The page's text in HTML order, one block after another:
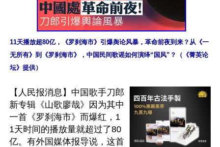
11天播放超80亿，《罗刹海市》引爆舆论风暴，革命前夜到来？从《一
无所有》到《罗刹海市》，中国民间歌谣如何演绎“国风”？（《菁英论
坛》提供）
【人民报消息】中国歌手刀郎
新专辑《山歌廖哉》因为其中
一首《罗刹海市》而爆红，1
1天时间的播放量就超过了80
亿。有外国媒体报导说，这首